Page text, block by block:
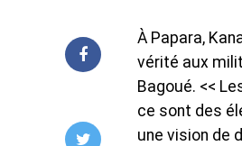
À Papara,
vérité aux
Bagoué. <<
ce sont des
une vision de